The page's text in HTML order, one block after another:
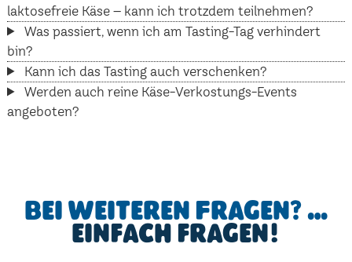
laktosefreie Käse – kann ich trotzdem teilnehmen?
Was passiert, wenn ich am Tasting-Tag verhindert
bin?
Kann ich das Tasting auch verschenken?
Werden auch reine Käse-Verkostungs-Events
angeboten?
Bei weiteren Fragen? …
einfach fragen!